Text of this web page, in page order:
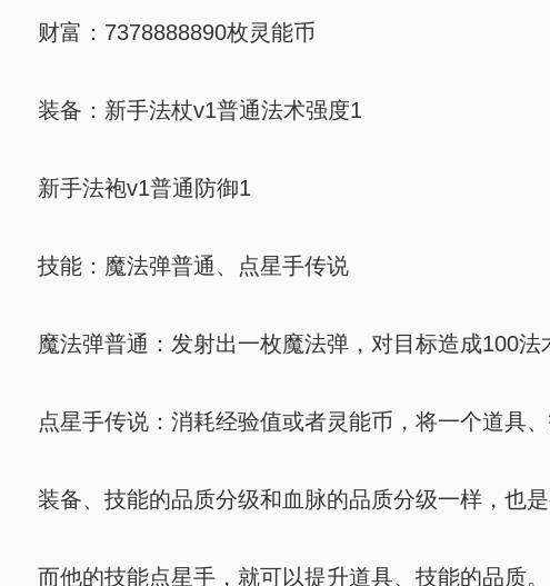
财富：7378888890枚灵能币
装备：新手法杖v1普通法术强度1
新手法袍v1普通防御1
技能：魔法弹普通、点星手传说
魔法弹普通：发射出一枚魔法弹，对目标造成100法
点星手传说：消耗经验值或者灵能币，将一个道具、
装备、技能的品质分级和血脉的品质分级一样，也
而他的技能点星手，就可以提升道具、技能的品质。